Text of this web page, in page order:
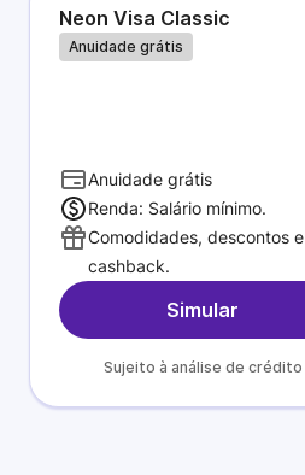
Neon Visa Classic
Anuidade grátis
Anuidade grátis
Renda: Salário mínimo.
Comodidades, descontos e
cashback.
Simular
Sujeito à análise de crédito